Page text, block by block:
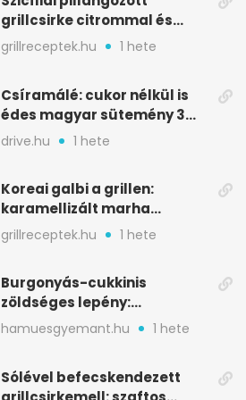
grillcsirke citrommal és
oregánóval
grillreceptek.hu 1 hete
Csíramálé: cukor nélkül is
édes magyar sütemény 3
alapanyagból
drive.hu 1 hete
Koreai galbi a grillen:
karamellizált marha
rövidborda gyorsan
grillreceptek.hu 1 hete
Burgonyás-cukkinis
zöldséges lepény:
aranybarna, szaftos, hús
nélkül is
hamuesgyemant.hu 1 hete
Sólével befecskendezett